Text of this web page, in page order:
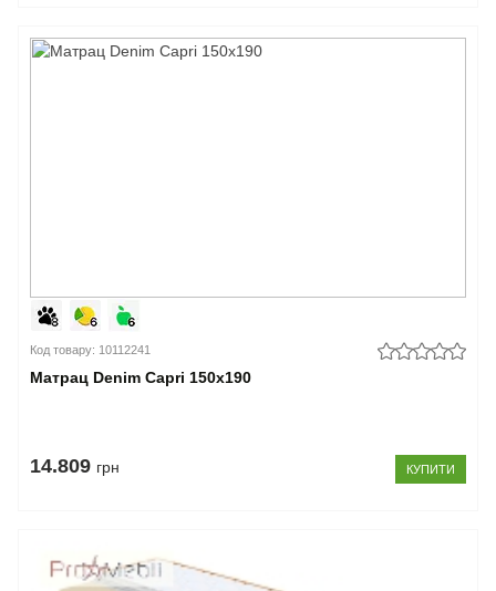
Код товару: 10112241
Матрац Denim Capri 150x190
14.809 грн КУПИТИ